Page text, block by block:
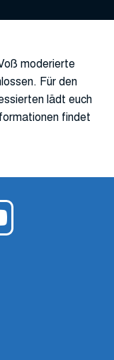
moderierte
Für den
lädt euch
findet